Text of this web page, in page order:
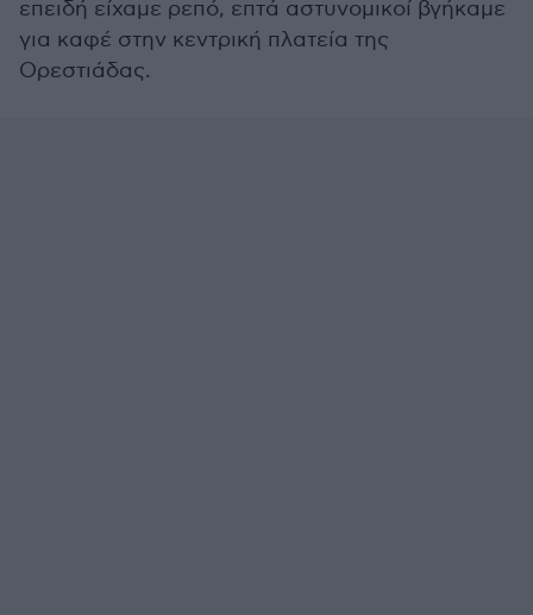
επειδή είχαμε ρεπό, επτά αστυνομικοί βγήκαμε
για καφέ στην κεντρική πλατεία της
Ορεστιάδας.